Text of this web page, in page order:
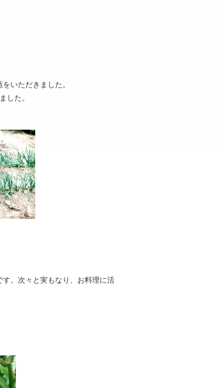
いただきました。
した。
。次々と実もなり、お料理に活